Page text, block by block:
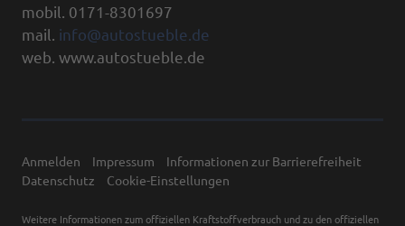
mobil. 0171-8301697
mail. info@autostueble.de
web. www.autostueble.de
Anmelden Impressum
Informationen zur Barrierefreiheit
Datenschutz
Cookie-Einstellungen
Weitere Informationen zum offiziellen Kraftstoffverbrauch und zu den offiziellen